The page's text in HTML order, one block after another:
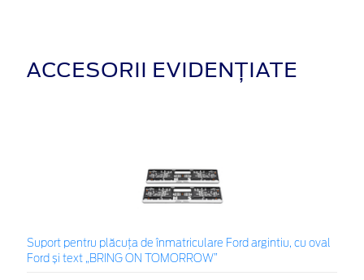
ACCESORII EVIDENȚIATE
Suport pentru plăcuța de înmatriculare Ford argintiu, cu oval
Ford și text „BRING ON TOMORROW”